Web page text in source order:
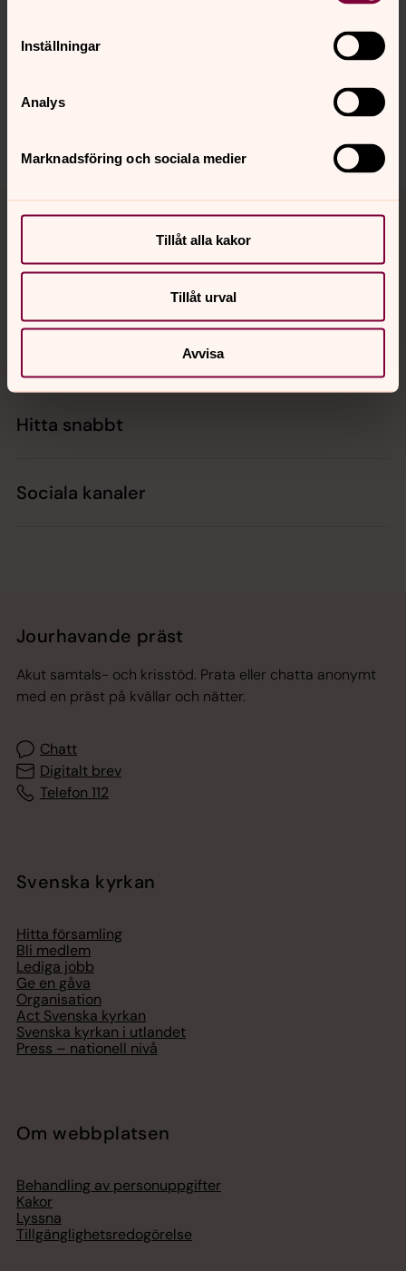
Inställningar
Analys
Marknadsföring och sociala medier
Tillåt alla kakor
Tillåt urval
Avvisa
Synpunkter eller frågor på sidans
vasteras.stift@svenskakyrkan.se
Tillbaka till toppen
Tillbaka till innehållet
Hitta snabbt
Sociala kanaler
Jourhavande präst
Akut samtals- och krisstöd. Prata eller chatta anonymt
med en präst på kvällar och nätter.
Chatt
Digitalt brev
Telefon 112
Svenska kyrkan
Hitta församling
Bli medlem
Lediga jobb
Ge en gåva
Organisation
Act Svenska kyrkan
Svenska kyrkan i utlandet
Press – nationell nivå
Om webbplatsen
Behandling av personuppgifter
Kakor
Lyssna
Tillgänglighetsredogörelse